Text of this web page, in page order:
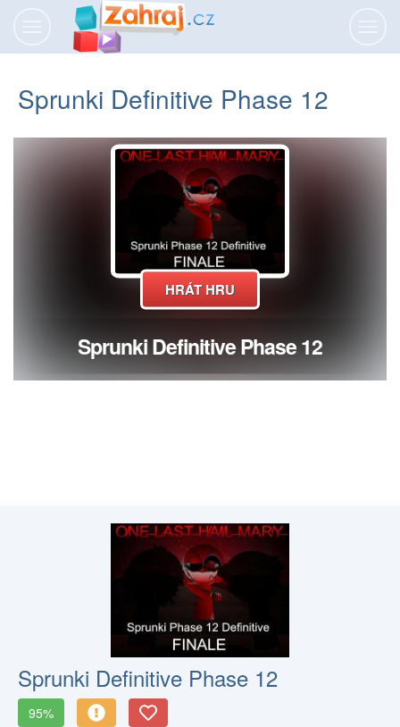
Sprunki Definitive Phase 12
Sprunki Definitive Phase 12
95%